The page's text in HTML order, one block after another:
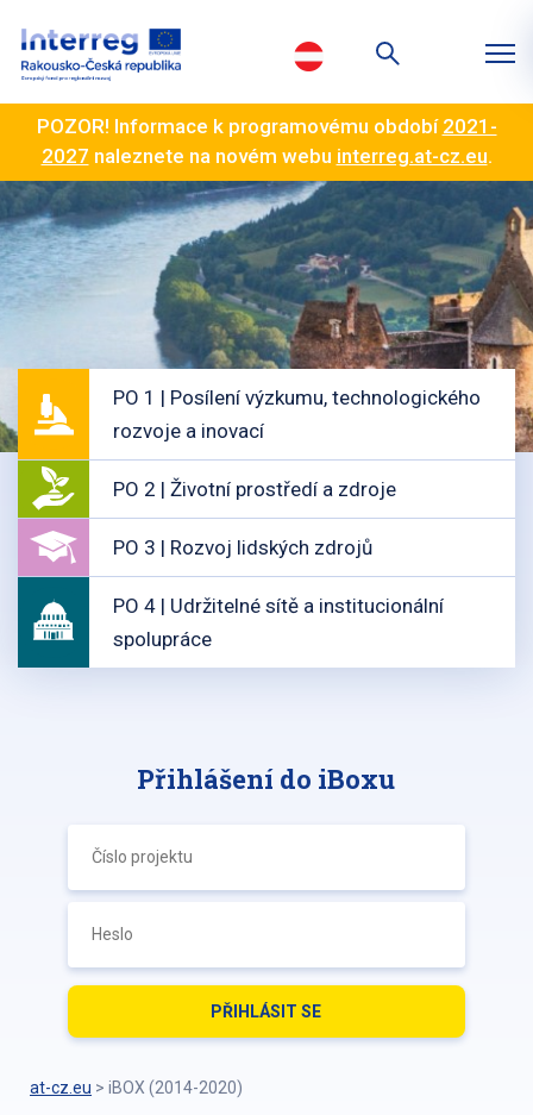
POZOR! Informace k programovému období 2021-
2027 naleznete na novém webu interreg.at-cz.eu.
PO 1 | Posílení výzkumu, technologického
rozvoje a inovací
PO 2 | Životní prostředí a zdroje
PO 3 | Rozvoj lidských zdrojů
PO 4 | Udržitelné sítě a institucionální
spolupráce
Přihlášení do iBoxu
at-cz.eu > iBOX (2014-2020)